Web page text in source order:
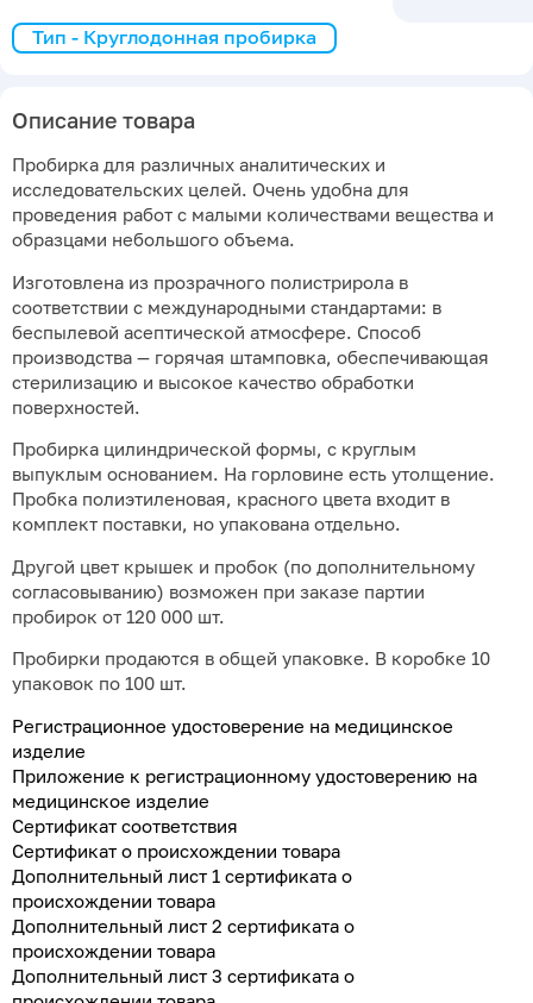
Тип - Круглодонная пробирка
Описание товара
Пробирка для различных аналитических и
исследовательских целей. Очень удобна для
проведения работ с малыми количествами вещества и
образцами небольшого объема.
Изготовлена из прозрачного полистрирола в
соответствии с международными стандартами: в
беспылевой асептической атмосфере. Способ
производства — горячая штамповка, обеспечивающая
стерилизацию и высокое качество обработки
поверхностей.
Пробирка цилиндрической формы, с круглым
выпуклым основанием. На горловине есть утолщение.
Пробка полиэтиленовая, красного цвета входит в
комплект поставки, но упакована отдельно.
Другой цвет крышек и пробок (по дополнительному
согласовыванию) возможен при заказе партии
пробирок от 120 000 шт.
Пробирки продаются в общей упаковке. В коробке 10
упаковок по 100 шт.
Регистрационное удостоверение на медицинское
изделие
Приложение к регистрационному удостоверению на
медицинское изделие
Сертификат соответствия
Сертификат о происхождении товара
Дополнительный лист 1 сертификата о
происхождении товара
Дополнительный лист 2 сертификата о
происхождении товара
Дополнительный лист 3 сертификата о